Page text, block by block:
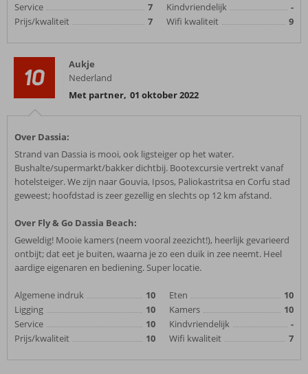
Service
7
Prijs/kwaliteit
7
Kindvriendelijk
-
Wifi kwaliteit
9
10
Aukje
Nederland
Met partner, 01 oktober 2022
Over Dassia:
Strand van Dassia is mooi, ook ligsteiger op het water.
Bushalte/supermarkt/bakker dichtbij. Bootexcursie vertrekt vanaf
hotelsteiger. We zijn naar Gouvia, Ipsos, Paliokastritsa en Corfu stad
geweest; hoofdstad is zeer gezellig en slechts op 12 km afstand.
Over Fly & Go Dassia Beach:
Geweldig! Mooie kamers (neem vooral zeezicht!), heerlijk gevarieerd
ontbijt; dat eet je buiten, waarna je zo een duik in zee neemt. Heel
aardige eigenaren en bediening. Super locatie.
Algemene indruk
10
Ligging
10
Service
10
Prijs/kwaliteit
10
Eten
10
Kamers
10
Kindvriendelijk
-
Wifi kwaliteit
7